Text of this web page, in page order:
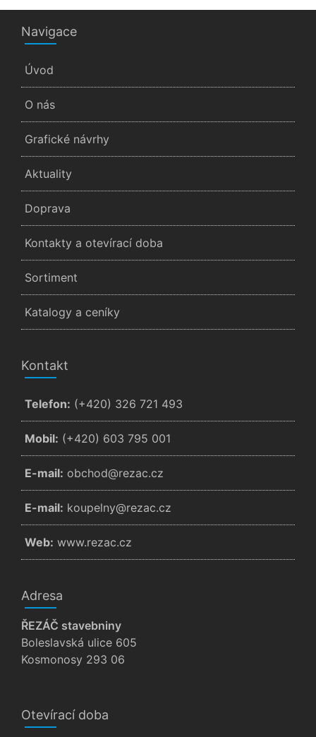
Navigace
Úvod
O nás
Grafické návrhy
Aktuality
Doprava
Kontakty a otevírací doba
Sortiment
Katalogy a ceníky
Kontakt
Telefon: (+420) 326 721 493
Mobil: (+420) 603 795 001
E-mail: zc.cazer@dohcbo
E-mail: zc.cazer@ynlepuok
Web: www.rezac.cz
Adresa
ŘEZÁČ stavebniny
Boleslavská ulice 605
Kosmonosy 293 06
Otevírací doba